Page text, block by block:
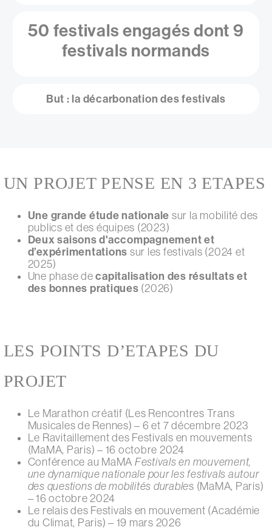
50 festivals engagés dont 9
festivals normands
But : la décarbonation des festivals
UN PROJET PENSE EN 3 ETAPES
Une grande étude nationale sur la mobilité des
publics et des équipes (2023)
Deux saisons d'accompagnement et
d’expérimentations sur les festivals (2024 et
2025)
Une phase decapitalisation des résultats et
des bonnes pratiques (2026)
LES POINTS D’ETAPES DU
PROJET
Le Marathon créatif (Les Rencontres Trans
Musicales de Rennes) – 6 et 7 décembre 2023
Le Ravitaillement des Festivals en mouvements
(MaMA, Paris) – 16 octobre 2024
Conférence au MaMA Festivals en mouvement,
une dynamique nationale pour les festivals autour
des questions de mobilités durables (MaMA, Paris)
– 16 octobre 2024
Le relais des Festivals en mouvement (Académie
du Climat, Paris) – 19 mars 2026